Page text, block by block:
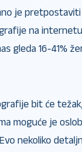
je pretpostaviti
na internetu
gleda 16-41%
bit će
moguće je
nekoliko